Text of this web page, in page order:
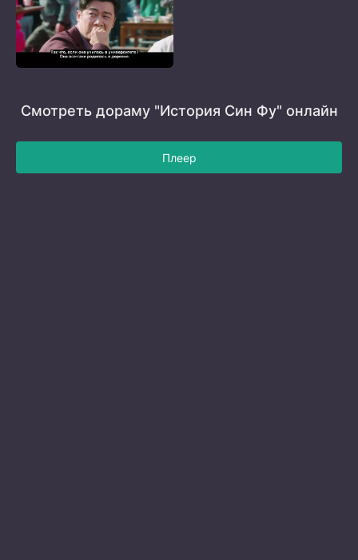
Смотреть дораму "История Син Фу" онлайн
Плеер